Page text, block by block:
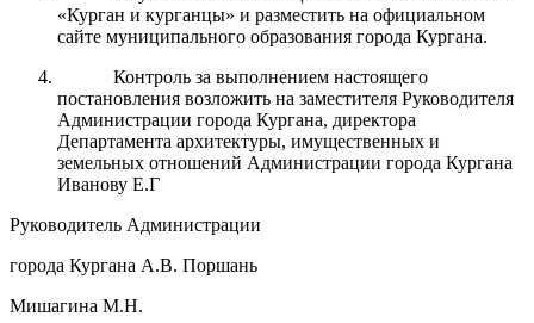
«Курган и курганцы» и разместить на официальном
сайте муниципального образования города Кургана.
Контроль за выполнением настоящего
постановления возложить на заместителя Руководителя
Администрации города Кургана, директора
Департамента архитектуры, имущественных и
земельных отношений Администрации города Кургана
Иванову Е.Г
Руководитель Администрации
города Кургана А.В. Поршань
Мишагина М.Н.